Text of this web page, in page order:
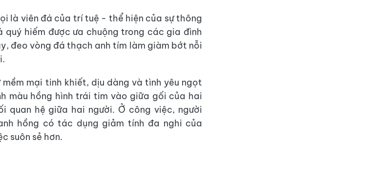
là viên đá của trí tuệ - thể hiện của sự thông
hiếm được ưa chuộng trong các gia đình
đeo vòng đá thạch anh tím làm giàm bớt nỗi
mại tinh khiết, dịu dàng và tình yêu ngọt
màu hồng hình trái tim vào giữa gối của hai
quan hệ giữa hai người. Ở công việc, người
hồng có tác dụng giảm tính đa nghi của
suôn sẻ hơn.